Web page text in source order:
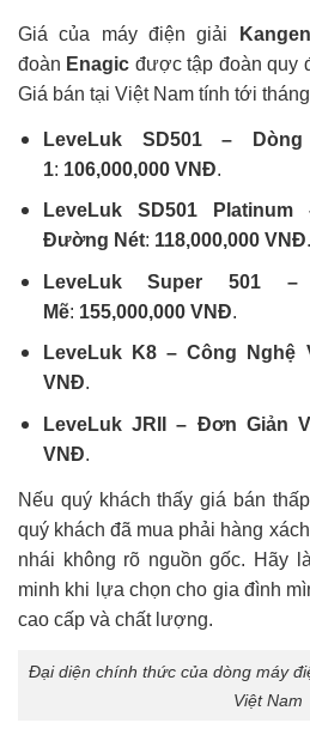
Giá của máy điện giải Kangen
đoàn Enagic được tập đoàn quy
Giá bán tại Việt Nam tính tới
LeveLuk SD501 –
1: 106,000,000 VNĐ.
LeveLuk SD501
Đường Nét: 118,000,000 VNĐ.
LeveLuk Super 501
Mẽ: 155,000,000 VNĐ.
LeveLuk K8 – Công Nghệ
VNĐ.
LeveLuk JRII – Đơn Giản
VNĐ.
Nếu quý khách thấy giá bán
quý khách đã mua phải hàng
nhái không rõ nguồn gốc. Hãy
minh khi lựa chọn cho gia đình
cao cấp và chất lượng.
Đại diện chính thức của dòng máy
Việt Nam